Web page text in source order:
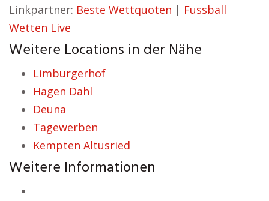
Linkpartner: Beste Wettquoten | Fussball
Wetten Live
Weitere Locations in der Nähe
Limburgerhof
Hagen Dahl
Deuna
Tagewerben
Kempten Altusried
Weitere Informationen